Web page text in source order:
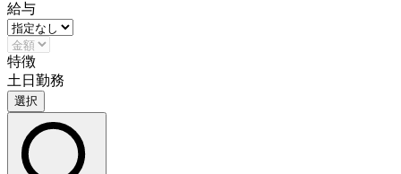
給与
特徴
土日勤務
選択